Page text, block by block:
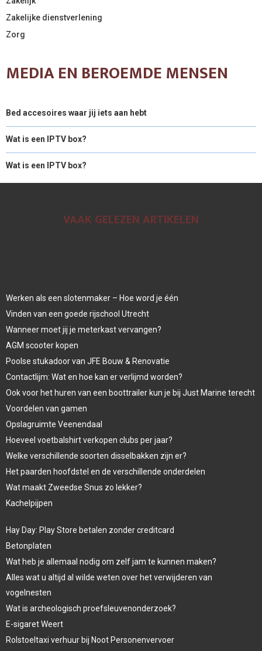
Zakelijke dienstverlening
Zorg
MEDIA EN BEROEMDE MENSEN
Bed accesoires waar jij iets aan hebt
Wat is een IPTV box?
Wat is een IPTV box?
VAAK GELEZEN ARTIKELEN
Werken als een slotenmaker – Hoe word je één
Vinden van een goede rijschool Utrecht
Wanneer moet jij je meterkast vervangen?
AGM scooter kopen
Poolse stukadoor van JFE Bouw & Renovatie
Contactlijm: Wat en hoe kan er verlijmd worden?
Ook voor het huren van een boottrailer kun je bij Just Marine terecht
Voordelen van gamen
Opslagruimte Veenendaal
Hoeveel voetbalshirt verkopen clubs per jaar?
Welke verschillende soorten disselbakken zijn er?
Het paarden hoofdstel en de verschillende onderdelen
Wat maakt Zweedse Snus zo lekker?
Kachelpijpen
Hay Day: Play Store betalen zonder creditcard
Betonplaten
Wat heb je allemaal nodig om zelf jam te kunnen maken?
Alles wat u altijd al wilde weten over het verwijderen van
vogelnesten
Wat is archeologisch proefsleuvenonderzoek?
E-sigaret Weert
Rolstoeltaxi verhuur bij Noot Personenvervoer